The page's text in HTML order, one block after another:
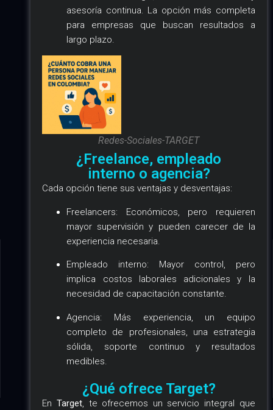
asesoría continua. La opción más completa
para empresas que buscan resultados a
largo plazo.
Redes-Sociales-TARGET
¿Freelance, empleado
interno o agencia?
Cada opción tiene sus ventajas y desventajas:
Freelancers: Económicos, pero requieren
mayor supervisión y pueden carecer de la
experiencia necesaria.
Empleado interno: Mayor control, pero
implica costos laborales adicionales y la
necesidad de capacitación constante.
Agencia: Más experiencia, un equipo
completo de profesionales, una estrategia
sólida, soporte continuo y resultados
medibles.
¿Qué ofrece Target?
En Target, te ofrecemos un servicio integral que